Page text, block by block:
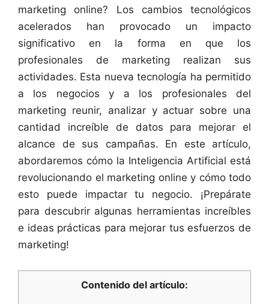
marketing online? Los cambios tecnológicos
acelerados han provocado un impacto
significativo en la forma en que los
profesionales de marketing realizan sus
actividades. Esta nueva tecnología ha permitido
a los negocios y a los profesionales del
marketing reunir, analizar y actuar sobre una
cantidad increíble de datos para mejorar el
alcance de sus campañas. En este artículo,
abordaremos cómo la Inteligencia Artificial está
revolucionando el marketing online y cómo todo
esto puede impactar tu negocio. ¡Prepárate
para descubrir algunas herramientas increíbles
e ideas prácticas para mejorar tus esfuerzos de
marketing!
Contenido del artículo: